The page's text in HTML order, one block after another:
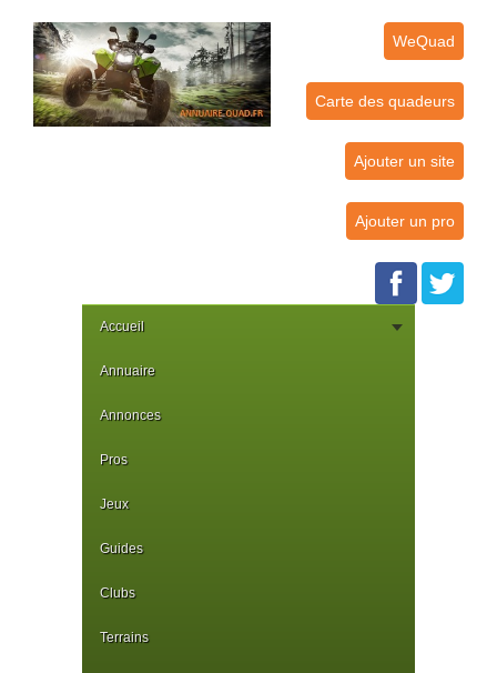
WeQuad
Carte des quadeurs
Ajouter un site
Ajouter un pro
Accueil
Annuaire
Annonces
Pros
Jeux
Guides
Clubs
Terrains